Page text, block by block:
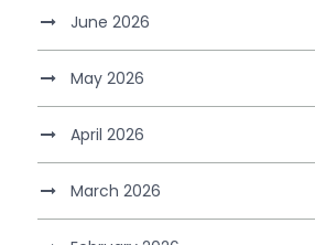
June 2026
May 2026
April 2026
March 2026